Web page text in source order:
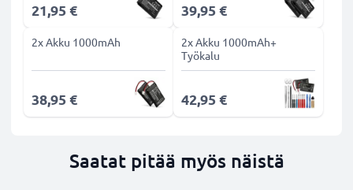
21,95 € 39,95 €
2x Akku 1000mAh
38,95 €
2x Akku 1000mAh+
Työkalu
42,95 €
Saatat pitää myös näistä